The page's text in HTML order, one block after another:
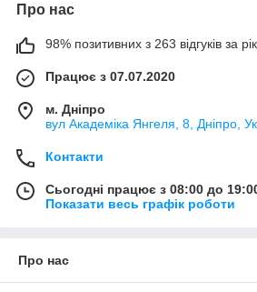
Про нас
98% позитивних з 263 відгуків за рік
Працює з 07.07.2020
м. Дніпро
вул Академіка Янгеля, 8, Дніпро,
Контакти
Сьогодні працює з 08:00 до
Показати весь графік роботи
Про нас